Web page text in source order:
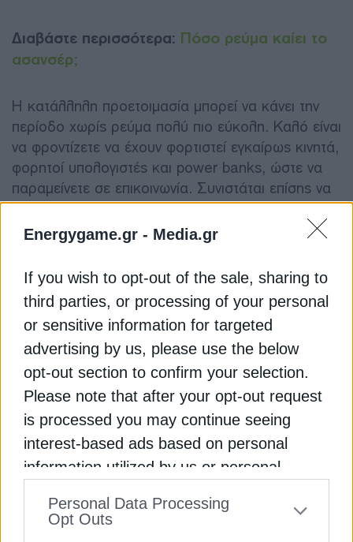
Energygame.gr - Media.gr
If you wish to opt-out of the sale, sharing to
third parties, or processing of your personal
or sensitive information for targeted
advertising by us, please use the below
opt-out section to confirm your selection.
Please note that after your opt-out request
is processed you may continue seeing
interest-based ads based on personal
information utilized by us or personal
to your opt-out. You may separately opt-out
Personal Data Processing
Opt Outs
Διαβάστε περισσότερα: Πόσο ρεύμα καίει το
ασανσέρ;
Η κατάλληλη προετοιμασία μπορεί να κάνει την
περίοδο χωρίς ρεύμα πολύ πιο εύκολη. Καλό είναι
να φροντίζετε να έχουν φορτιστεί εγκαίρως κινητά,
φορητοί υπολογιστές και power banks, ώστε να
παραμείνετε σε επικοινωνία. Συνιστάται επίσης να
αποσυνδέετε ευαίσθητες συσκευές -όπως
ηλεκτρονικούς υπολογιστές, modem–routers και
ορισμένες οικιακές συσκευές- για να
αποφευχθούν τυχόν ζημιές όταν επανέλθει το
ρεύμα. Τα ψυγεία και οι καταψύκτες πρέπει να
μένουν κλειστά ώστε να διατηρούνται τα τρόφιμα
όσο το δυνατόν περισσότερο.
Διαβάστε ακόμη
Τσάφος: Τα αντίδοτα σε μία εκτίναξη των τιμών
ρεύματος το καλοκαίρι
Air fryer vs φούρνος: Πόσο ρεύμα εξοικονομεί
πραγματικά